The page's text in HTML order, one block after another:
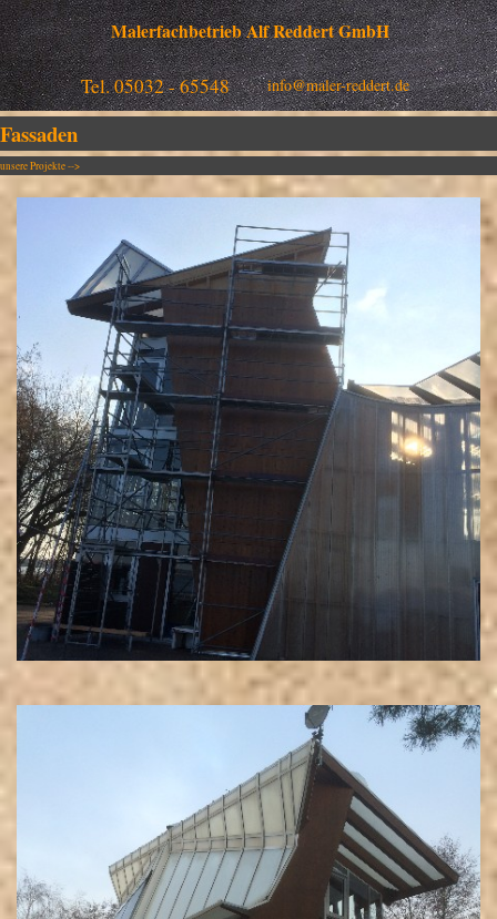
Malerfachbetrieb Alf Reddert GmbH
Tel. 05032 - 65548 info@maler-reddert.de
Fassaden
unsere Projekte -->